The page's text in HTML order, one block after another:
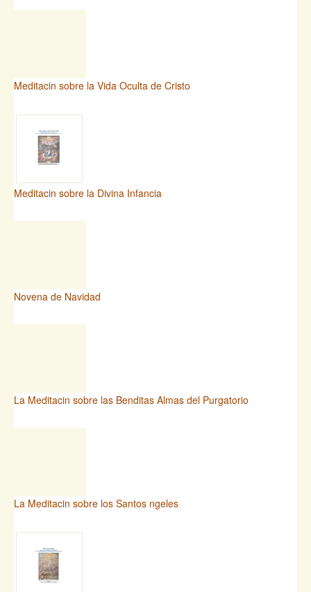
Meditacin sobre la Vida Oculta de Cristo
Meditacin sobre la Divina Infancia
Novena de Navidad
La Meditacin sobre las Benditas Almas del Purgatorio
La Meditacin sobre los Santos ngeles